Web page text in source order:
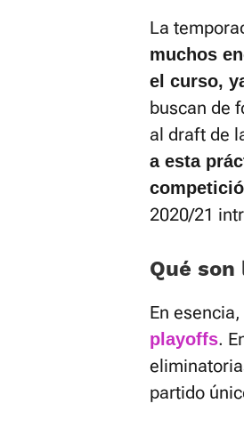
La
muchos
el curso,
buscan de
al draft de
a esta
2020/21
Qué
En esencia,
playoffs.
partido